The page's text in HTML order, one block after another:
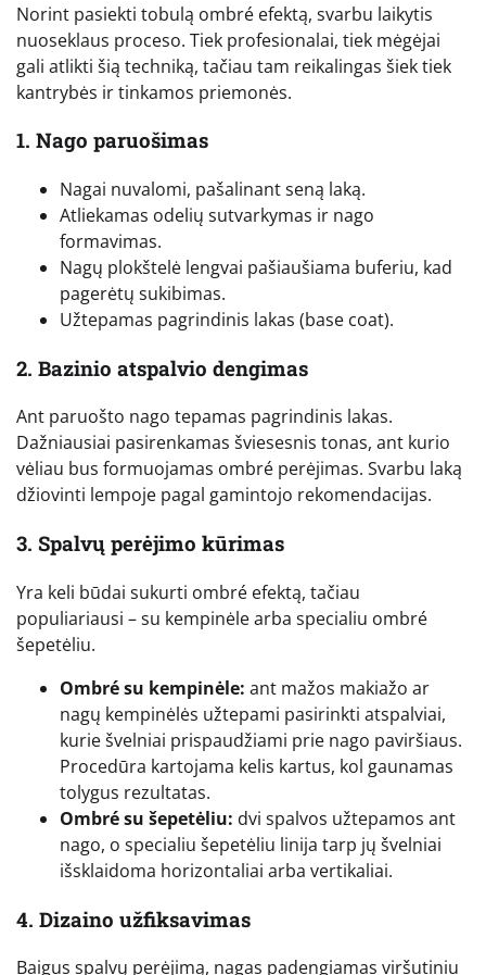
Norint pasiekti tobulą ombré efektą, svarbu laikytis
nuoseklaus proceso. Tiek profesionalai, tiek mėgėjai
gali atlikti šią techniką, tačiau tam reikalingas šiek tiek
kantrybės ir tinkamos priemonės.
1. Nago paruošimas
Nagai nuvalomi, pašalinant seną laką.
Atliekamas odelių sutvarkymas ir nago
formavimas.
Nagų plokštelė lengvai pašiaušiama buferiu, kad
pagerėtų sukibimas.
Užtepamas pagrindinis lakas (base coat).
2. Bazinio atspalvio dengimas
Ant paruošto nago tepamas pagrindinis lakas.
Dažniausiai pasirenkamas šviesesnis tonas, ant kurio
vėliau bus formuojamas ombré perėjimas. Svarbu laką
džiovinti lempoje pagal gamintojo rekomendacijas.
3. Spalvų perėjimo kūrimas
Yra keli būdai sukurti ombré efektą, tačiau
populiariausi – su kempinėle arba specialiu ombré
šepetėliu.
Ombré su kempinėle: ant mažos makiažo ar
nagų kempinėlės užtepami pasirinkti atspalviai,
kurie švelniai prispaudžiami prie nago paviršiaus.
Procedūra kartojama kelis kartus, kol gaunamas
tolygus rezultatas.
Ombré su šepetėliu: dvi spalvos užtepamos ant
nago, o specialiu šepetėliu linija tarp jų švelniai
išsklaidoma horizontaliai arba vertikaliai.
4. Dizaino užfiksavimas
Baigus spalvų perėjimą, nagas padengiamas viršutiniu